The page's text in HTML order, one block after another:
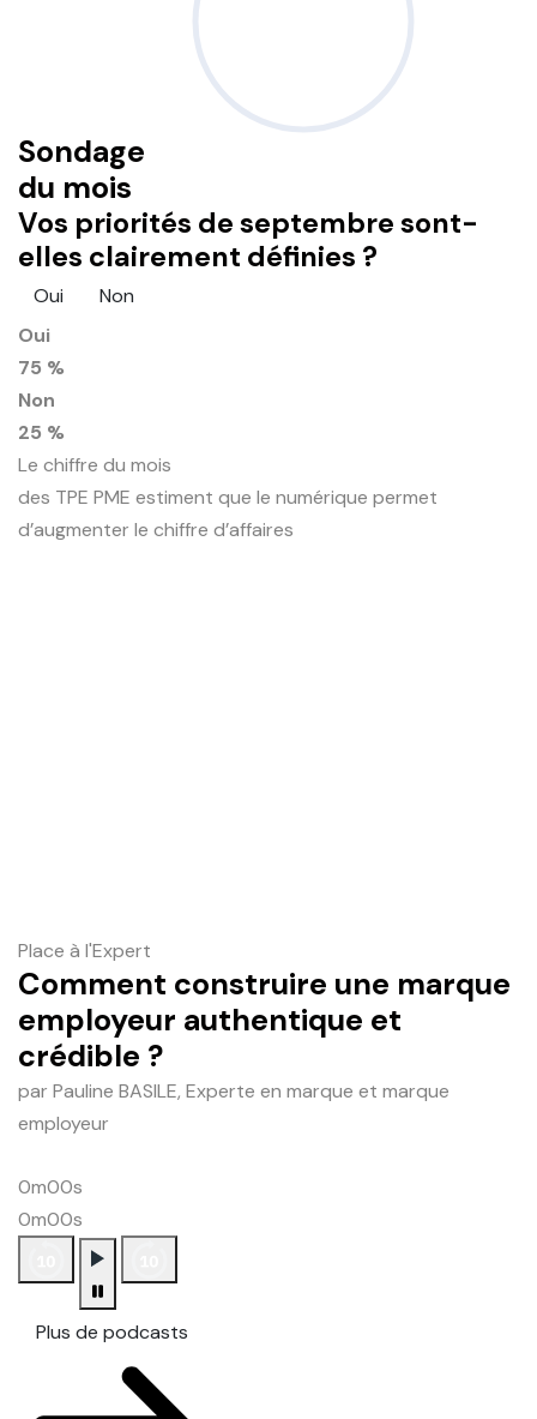
Sondage
du mois
Vos priorités de septembre sont-
elles clairement définies ?
Oui
Non
Oui
75 %
Non
25 %
Le chiffre du mois
des TPE PME estiment que le numérique permet
d’augmenter le chiffre d’affaires
Place à l'Expert
Comment construire une marque
employeur authentique et
crédible ?
par Pauline BASILE, Experte en marque et marque
employeur
0m00s
0m00s
Plus de podcasts